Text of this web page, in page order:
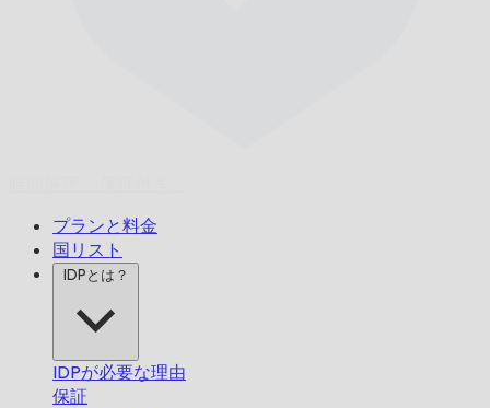
プランと料金
国リスト
IDPとは？
IDPが必要な理由
保証